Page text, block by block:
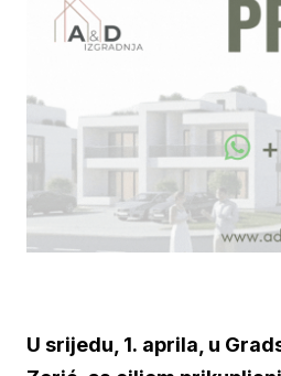
U srijedu, 1. aprila, u